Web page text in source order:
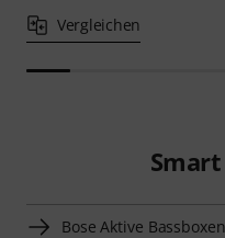
Vergleichen
Bose Aktive